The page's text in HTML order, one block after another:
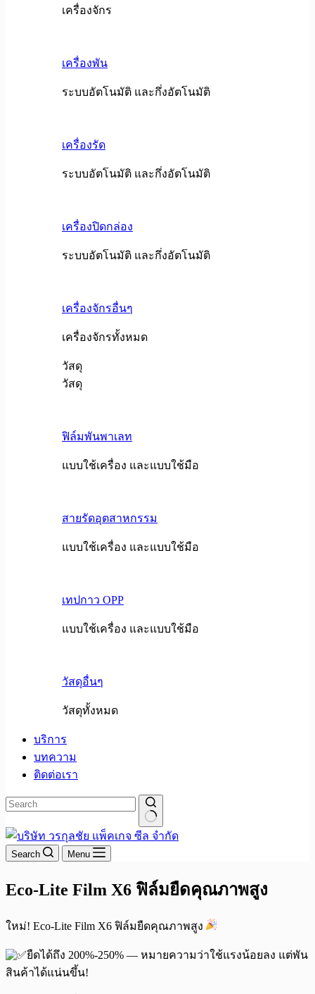
เครื่องจักร
เครื่องพัน
ระบบอัตโนมัติ และกึ่งอัตโนมัติ
เครื่องรัด
ระบบอัตโนมัติ และกึ่งอัตโนมัติ
เครื่องปิดกล่อง
ระบบอัตโนมัติ และกึ่งอัตโนมัติ
เครื่องจักรอื่นๆ
เครื่องจักรทั้งหมด
วัสดุ
วัสดุ
ฟิล์มพันพาเลท
แบบใช้เครื่อง และแบบใช้มือ
สายรัดอุตสาหกรรม
แบบใช้เครื่อง และแบบใช้มือ
เทปกาว OPP
แบบใช้เครื่อง และแบบใช้มือ
วัสดุอื่นๆ
วัสดุทั้งหมด
บริการ
บทความ
ติดต่อเรา
No
results
Search Menu
Eco-Lite Film X6 ฟิล์มยืดคุณภาพสูง
ใหม่! Eco-Lite Film X6 ฟิล์มยืดคุณภาพสูง
ยืดได้ถึง 200%-250% — หมายความว่าใช้แรงน้อยลง แต่พัน
สินค้าได้แน่นขึ้น!